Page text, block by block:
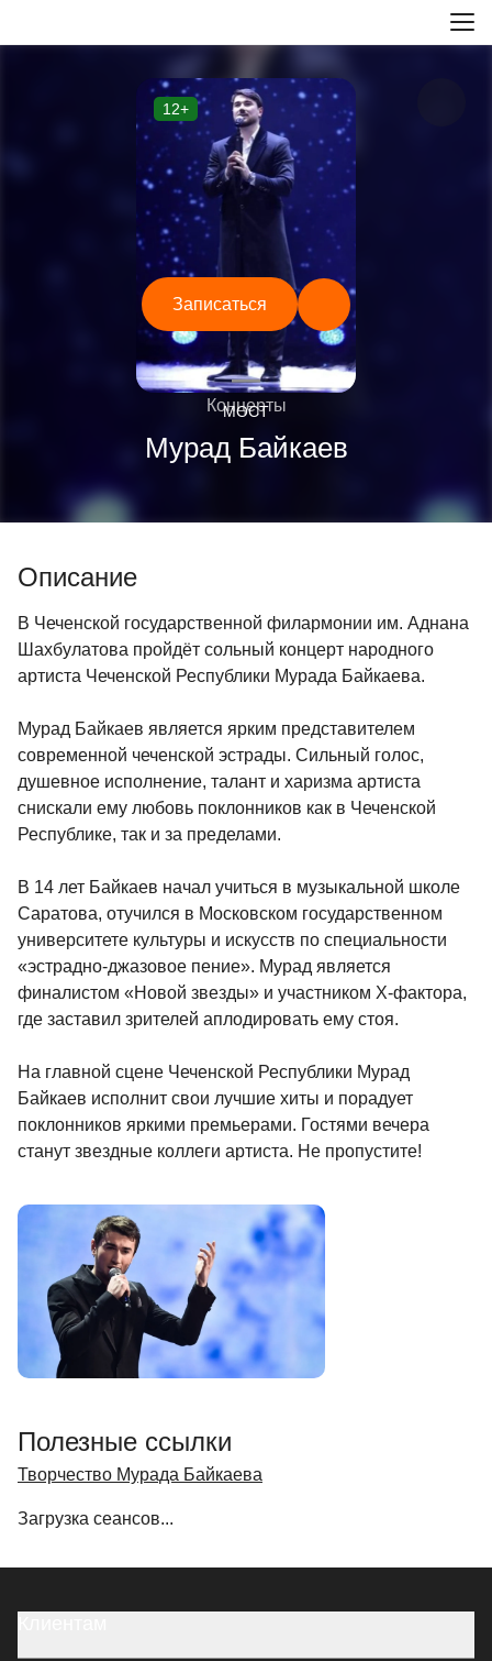
12+
Концерты
Мурад Байкаев
Записаться
—
МОСТ
Описание
В Чеченской государственной филармонии им. Аднана
Шахбулатова пройдёт сольный концерт народного
артиста Чеченской Республики Мурада Байкаева.
Мурад Байкаев является ярким представителем
современной чеченской эстрады. Сильный голос,
душевное исполнение, талант и харизма артиста
снискали ему любовь поклонников как в Чеченской
Республике, так и за пределами.
В 14 лет Байкаев начал учиться в музыкальной школе
Саратова, отучился в Московском государственном
университете культуры и искусств по специальности
«эстрадно-джазовое пение». Мурад является
финалистом «Новой звезды» и участником Х-фактора,
где заставил зрителей аплодировать ему стоя.
На главной сцене Чеченской Республики Мурад
Байкаев исполнит свои лучшие хиты и порадует
поклонников яркими премьерами. Гостями вечера
станут звездные коллеги артиста. Не пропустите!
Полезные ссылки
Творчество Мурада Байкаева
Загрузка сеансов...